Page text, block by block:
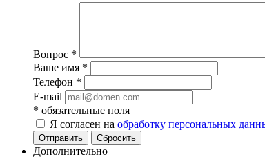
Вопрос *
Ваше имя *
Телефон *
E-mail
* обязательные поля
Я согласен на обработку персональных
Отправить Сбросить
Дополнительно